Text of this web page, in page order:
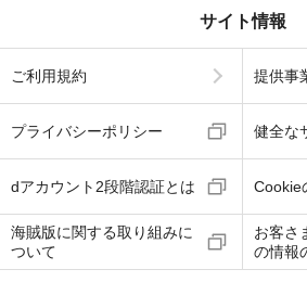
サイト情報
ご利用規約 提供事
プライバシーポリシー 健全な
dアカウント2段階認証とは Cookie
海賊版に関する取り組みに
ついて
お客さ
の情報